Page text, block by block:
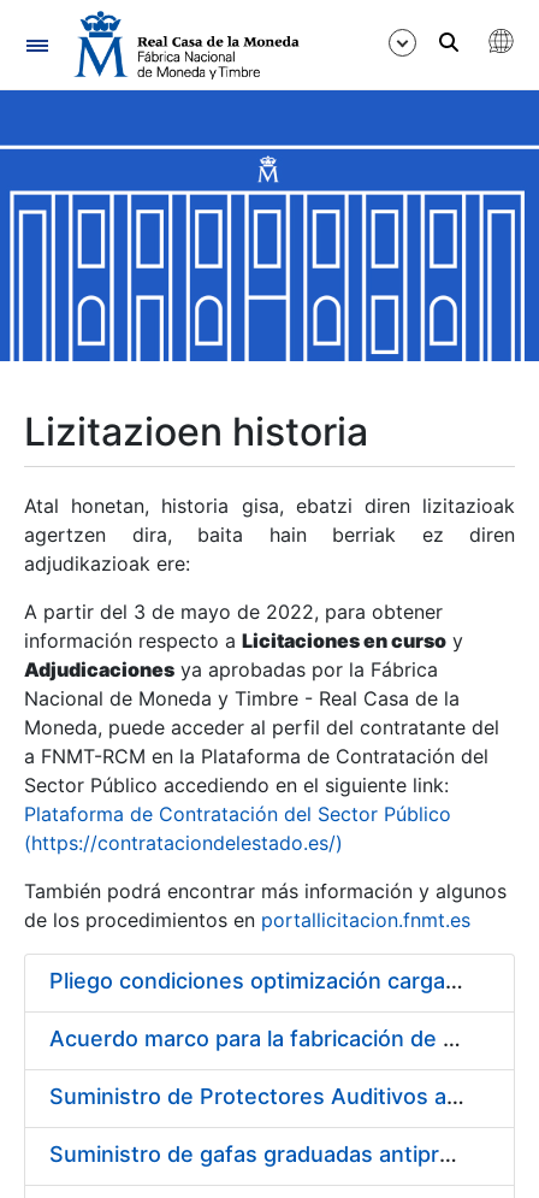
Nabigazioa
Erakutsi/Ezkutatu
Erakutsi/Ezkutatu
Erakutsi/Ezkutatu
Erakutsi/Ezkutatu
Erakutsi/Ezkutatu
Erakutsi/Ezkutatu
Erakutsi/Ezkutatu
Erakutsi/Ezkutatu
Lizitazioen historia
Atal honetan, historia gisa, ebatzi diren lizitazioak
agertzen dira, baita hain berriak ez diren
adjudikazioak ere:
A partir del 3 de mayo de 2022, para obtener
información respecto a Licitaciones en curso y
Adjudicaciones ya aprobadas por la Fábrica
Nacional de Moneda y Timbre - Real Casa de la
Moneda, puede acceder al perfil del contratante del
a FNMT-RCM en la Plataforma de Contratación del
Sector Público accediendo en el siguiente link:
Plataforma de Contratación del Sector Público
(https://contrataciondelestado.es/)
También podrá encontrar más información y algunos
de los procedimientos en portallicitacion.fnmt.es
Pliego condiciones optimización cargas compras firmado
Acuerdo marco para la fabricación de piezas
Suministro de Protectores Auditivos a medida para las personas trabajadoras de los Centros de Trabajo de Madrid y Burgos
Suministro de gafas graduadas antiproyecciones para los trabajadores de la FNMT-RCM en los centros de trabajo de Madrid y Burgos